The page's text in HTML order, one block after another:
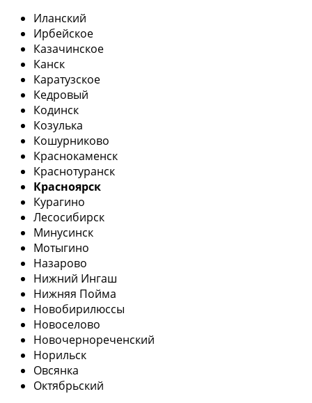
Иланский
Ирбейское
Казачинское
Канск
Каратузское
Кедровый
Кодинск
Козулька
Кошурниково
Краснокаменск
Краснотуранск
Красноярск
Курагино
Лесосибирск
Минусинск
Мотыгино
Назарово
Нижний Ингаш
Нижняя Пойма
Новобирилюссы
Новоселово
Новочернореченский
Норильск
Овсянка
Октябрьский